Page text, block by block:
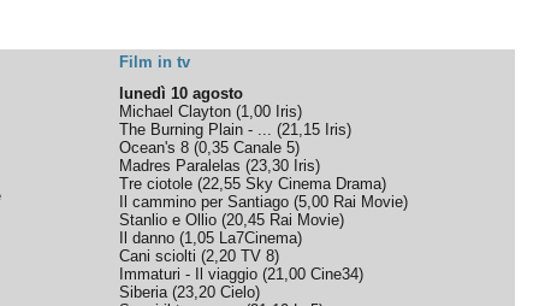
Film in tv
lunedì 10 agosto
Michael Clayton (1,00 Iris)
The Burning Plain - ... (21,15 Iris)
Ocean's 8 (0,35 Canale 5)
Madres Paralelas (23,30 Iris)
Tre ciotole (22,55 Sky Cinema Drama)
Il cammino per Santiago (5,00 Rai Movie)
Stanlio e Ollio (20,45 Rai Movie)
Il danno (1,05 La7Cinema)
Cani sciolti (2,20 TV 8)
Immaturi - Il viaggio (21,00 Cine34)
Siberia(23,20 Cielo)